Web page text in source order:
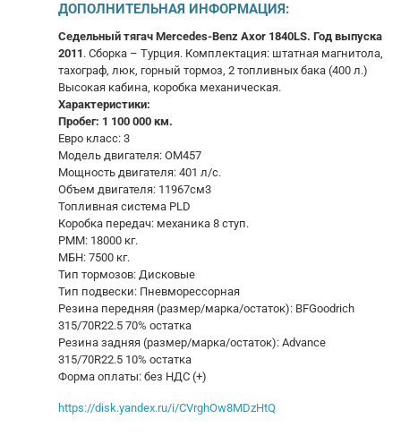
ДОПОЛНИТЕЛЬНАЯ ИНФОРМАЦИЯ:
Седельный тягач Mercedes-Benz Axor 1840LS. Год выпуска
2011 . Сборка – Турция. Комплектация: штатная магнитола,
тахограф, люк, горный тормоз, 2 топливных бака (400 л.)
Высокая кабина, коробка механическая.
Характеристики:
Пробег: 1 100 000 км.
Евро класс: 3
Модель двигателя: OM457
Мощность двигателя: 401 л/с.
Объем двигателя: 11967см3
Топливная система PLD
Коробка передач: механика 8 ступ.
РММ: 18000 кг.
МБН: 7500 кг.
Тип тормозов: Дисковые
Тип подвески: Пневморессорная
Резина передняя (размер/марка/остаток): BFGoodrich
315/70R22.5 70% остатка
Резина задняя (размер/марка/остаток): Advance
315/70R22.5 10% остатка
Форма оплаты: без НДС (+)
https://disk.yandex.ru/i/CVrghOw8MDzHtQ